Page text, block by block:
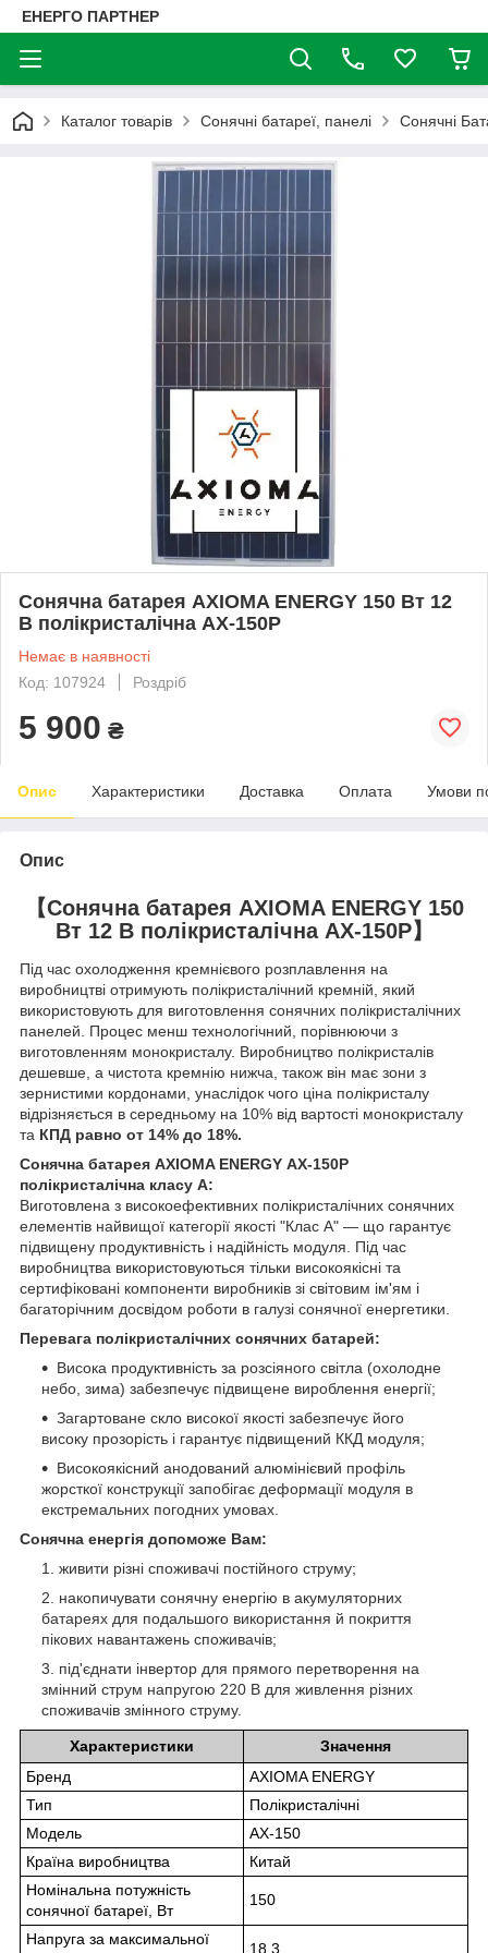
ЕНЕРГО ПАРТНЕР
Каталог товарів Сонячні батареї, панелі Сонячні
Сонячна батарея AXIOMA ENERGY 150 Вт 12
В полікристалічна AX-150P
Немає в наявності
Код: 107924
Роздріб
5 900 ₴
Опис Характеристики Доставка Оплата Умови
Опис
【Сонячна батарея AXIOMA ENERGY 150
Вт 12 В полікристалічна AX-150P】
Під час охолодження кремнієвого розплавлення на
виробництві отримують полікристалічний кремній, який
використовують для виготовлення сонячних полікристалічних
панелей. Процес менш технологічний, порівнюючи з
виготовленням монокристалу. Виробництво полікристалів
дешевше, а чистота кремнію нижча, також він має зони з
зернистими кордонами, унаслідок чого ціна полікристалу
відрізняється в середньому на 10% від вартості монокристалу
та КПД равно от 14% до 18%.
Сонячна батарея AXIOMA ENERGY AX-150P
полікристалічна класу А:
Виготовлена з високоефективних полікристалічних сонячних
елементів найвищої категорії якості "Клас A" — що гарантує
підвищену продуктивність і надійність модуля. Під час
виробництва використовуються тільки високоякісні та
сертифіковані компоненти виробників зі світовим ім'ям і
багаторічним досвідом роботи в галузі сонячної енергетики.
Перевага полікристалічних сонячних батарей:
Висока продуктивність за розсіяного світла (охолодне
небо, зима) забезпечує підвищене вироблення енергії;
Загартоване скло високої якості забезпечує його
високу прозорість і гарантує підвищений ККД модуля;
Високоякісний анодований алюмінієвий профіль
жорсткої конструкції запобігає деформації модуля в
екстремальних погодних умовах.
Сонячна енергія допоможе Вам:
живити різні споживачі постійного струму;
накопичувати сонячну енергію в акумуляторних
батареях для подальшого використання й покриття
пікових навантажень споживачів;
під'єднати інвертор для прямого перетворення на
змінний струм напругою 220 В для живлення різних
споживачів змінного струму.
Характеристики
Значення
Бренд
AXIOMA ENERGY
Тип
Полікристалічні
Модель
AX-150
Країна виробництва
Китай
Номінальна потужність
сонячної батареї, Вт
150
Напруга за максимальної
18,3